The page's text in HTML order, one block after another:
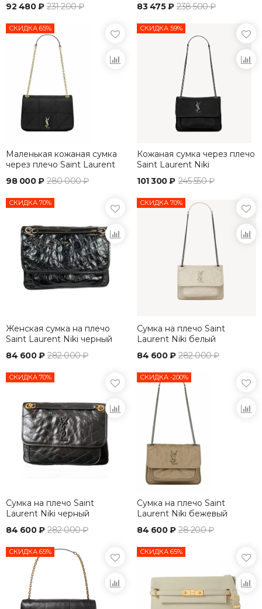
92 480 ₽ 231 200 ₽ 83 475 ₽ 238 500 ₽
СКИДКА 65%
Маленькая кожаная сумка
через плечо Saint Laurent
98 000 ₽ 280 000 ₽
СКИДКА 59%
Кожаная сумка через плечо
Saint Laurent Niki
101 300 ₽ 245 550 ₽
СКИДКА 70%
Женская сумка на плечо
Saint Laurent Niki черный
84 600 ₽ 282 000 ₽
СКИДКА 70%
Сумка на плечо Saint
Laurent Niki белый
84 600 ₽ 282 000 ₽
СКИДКА 70%
Сумка на плечо Saint
Laurent Niki черный
84 600 ₽ 282 000 ₽
СКИДКА -200%
Сумка на плечо Saint
Laurent Niki бежевый
84 600 ₽ 28 200 ₽
СКИДКА 65% СКИДКА 65%